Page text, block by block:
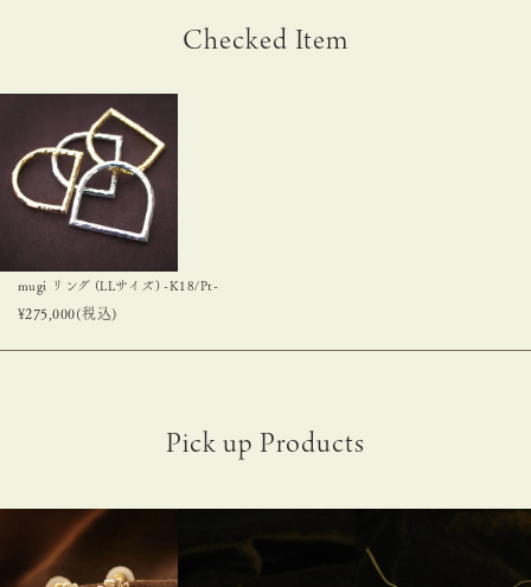
Checked Item
mugi リング (LLサイズ) -K18/Pt-
¥275,000(税込)